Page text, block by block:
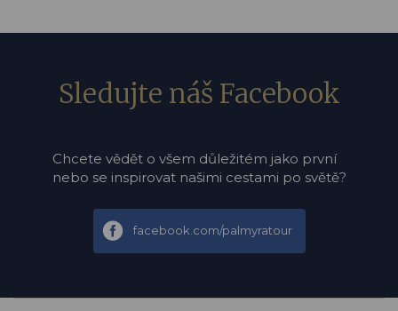
Sledujte náš Facebook
Chcete vědět o všem důležitém jako první
nebo se inspirovat našimi cestami po světě?
facebook.com/palmyratour